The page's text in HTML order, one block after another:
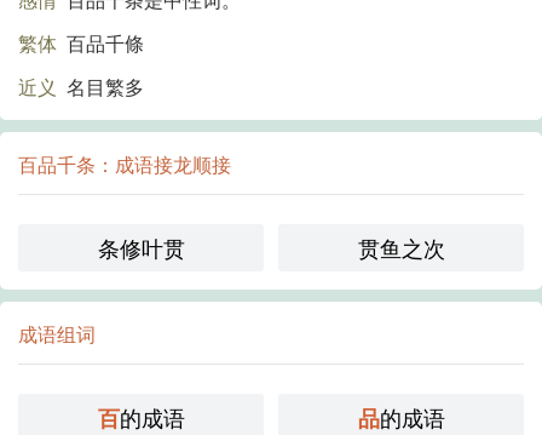
繁体 百品千條
近义 名目繁多
百品千条：成语接龙顺接
条修叶贯 贯鱼之次
成语组词
百的成语 品的成语